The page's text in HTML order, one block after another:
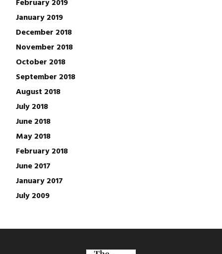
January 2019
December 2018
November 2018
October 2018
September 2018
August 2018
July 2018
June 2018
May 2018
February 2018
June 2017
January 2017
July 2009